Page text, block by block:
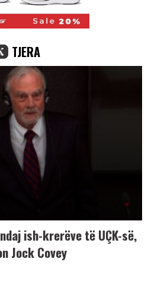
TJERA
ish-krerëve të UÇK-së,
Jock Covey